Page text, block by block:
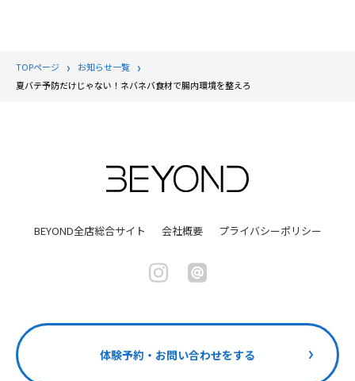
TOPページ
お知らせ一覧
夏バテ予防だけじゃない！ネバネバ食材で腸内環境を整えろ
BEYOND全店総合サイト 会社概要 プライバシーポリシー
体験予約・お問い合わせをする